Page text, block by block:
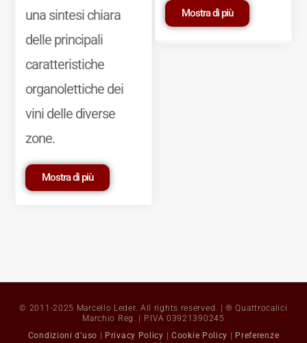
una sintesi chiara
delle principali
caratteristiche
organolettiche dei
vini delle diverse
zone.
Mostra di più
Mostra di più
© 2011-2025 Marcello Leder. All rights reserved. | ® Quattrocalici
Marchio Reg. | P.IVA 03921390245
Condizioni d'uso | Privacy Policy | Cookie Policy | Preferenze